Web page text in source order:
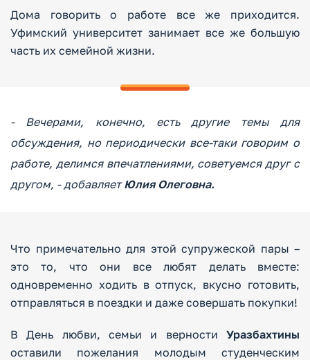
Дома говорить о работе все же приходится.
Уфимский университет занимает все же большую
часть их семейной жизни.
- Вечерами, конечно, есть другие темы для
обсуждения, но периодически все-таки говорим о
работе, делимся впечатлениями, советуемся друг с
другом, - добавляетЮлия Олеговна.
Что примечательно для этой супружеской пары –
это то, что они все любят делать вместе:
одновременно ходить в отпуск, вкусно готовить,
отправляться в поездки и даже совершать покупки!
В День любви, семьи и верности Уразбахтины
оставили пожелания молодым студенческим